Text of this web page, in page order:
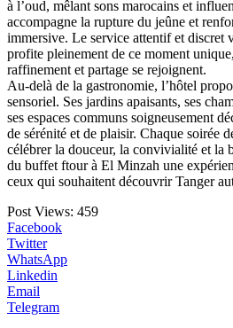
à l’oud, mêlant sons marocains et
accompagne la rupture du jeûne et
immersive. Le service attentif et discret
profite pleinement de ce moment
raffinement et partage se rejoignent.
Au-delà de la gastronomie, l’hôtel
sensoriel. Ses jardins apaisants, ses
ses espaces communs soigneusement
de sérénité et de plaisir. Chaque soirée
célébrer la douceur, la convivialité et la
du buffet ftour à El Minzah une
ceux qui souhaitent découvrir Tanger
Post Views: 459
Facebook
Twitter
WhatsApp
Linkedin
Email
Telegram